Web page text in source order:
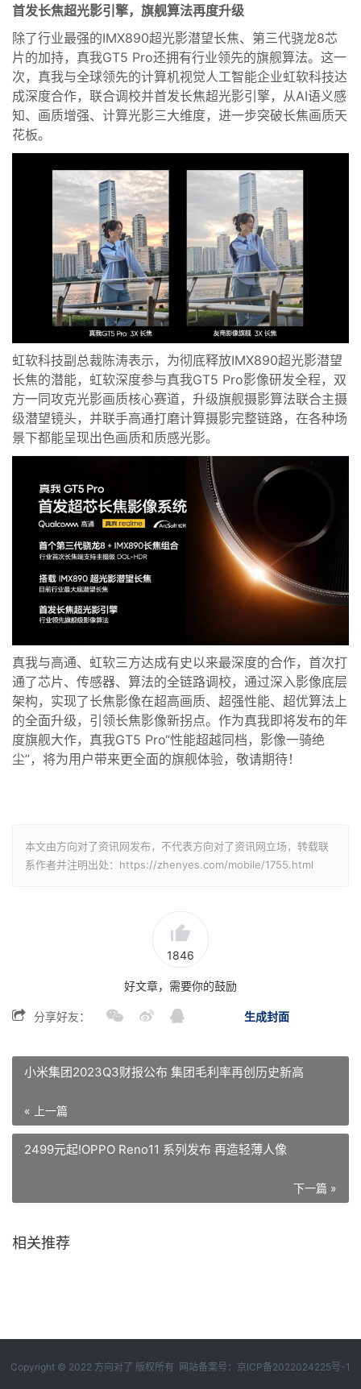
首发长焦超光影引擎，旗舰算法再度升级
除了行业最强的IMX890超光影潜望长焦、 第三代骁龙8芯
片的加持， 真我GT5 Pro还拥有行业领先的旗舰算法。 这一
次， 真我与全球领先的计算机视觉人工智能企业虹软科技达
成深度合作， 联合调校并首发长焦超光影引擎， 从AI语义感
知、 画质增强、计算光影三大维度， 进一步突破长焦画质天
花板。
虹软科技副总裁陈涛表示， 为彻底释放IMX890超光影潜望
长焦的潜能，虹软深度参与真我GT5 Pro影像研发全程， 双
方一同攻克光影画质核心赛道， 升级旗舰摄影算法联合主摄
级潜望镜头，并联手高通打磨计算摄影完整链路，在各种场
景下都能呈现出色画质和质感光影。
真我与高通、虹软三方达成有史以来最深度的合作， 首次打
通了芯片、 传感器、 算法的全链路调校， 通过深入影像底层
架构， 实现了长焦影像在超高画质、超强性能、超优算法上
的全面升级，引领长焦影像新拐点。 作为真我即将发布的年
度旗舰大作，真我GT5 Pro“性能超越同档，影像一骑绝
尘”，将为用户带来更全面的旗舰体验，敬请期待！
本文由方向对了资讯网发布，不代表方向对了资讯网立场，转载联
系作者并注明出处：https://zhenyes.com/mobile/1755.html
1846
好文章，需要你的鼓励
生成封面
分享好友：
小米集团2023Q3财报公布 集团毛利率再创历史新高
« 上一篇
2499元起!OPPO Reno11 系列发布 再造轻薄人像
下一篇 »
相关推荐
Copyright © 2022 方向对了 版权所有 网站备案号： 京ICP备2022024225号-1